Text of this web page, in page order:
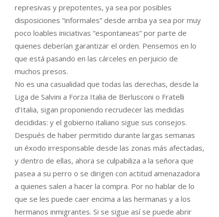
represivas y prepotentes, ya sea por posibles
disposiciones “informales” desde arriba ya sea por muy
poco loables iniciativas “espontaneas” por parte de
quienes deberían garantizar el orden. Pensemos en lo
que está pasando en las cárceles en perjuicio de
muchos presos.
No es una casualidad que todas las derechas, desde la
Liga de Salvini a Forza Italia de Berlusconi o Fratelli
d’Italia, sigan proponiendo recrudecer las medidas
decididas: y el gobierno italiano sigue sus consejos.
Después de haber permitido durante largas semanas
un éxodo irresponsable desde las zonas más afectadas,
y dentro de ellas, ahora se culpabiliza a la señora que
pasea a su perro o se dirigen con actitud amenazadora
a quienes salen a hacer la compra. Por no hablar de lo
que se les puede caer encima a las hermanas y a los
hermanos inmigrantes. Si se sigue así se puede abrir